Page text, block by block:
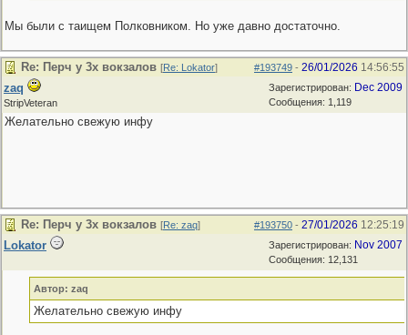
Мы были с таищем Полковником. Но уже давно достаточно.
#193749 - 26/01/2026 14:56:55
Re: Перч у 3х вокзалов [Re: Lokator]
Зарегистрирован: Dec 2009
Сообщения: 1,119
zaq
StripVeteran
Желательно свежую инфу
#193750 - 27/01/2026 12:25:19
Re: Перч у 3х вокзалов [Re: zaq]
Зарегистрирован: Nov 2007
Сообщения: 12,131
Lokator
Автор: zaq
Желательно свежую инфу